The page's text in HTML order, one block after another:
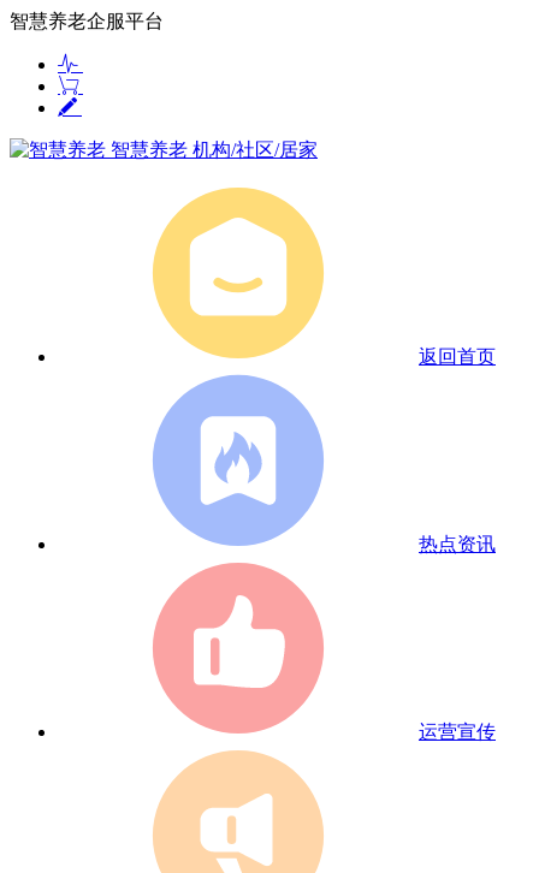
智慧养老企服平台
智慧养老 机构/社区/居家
返回首页
热点资讯
运营宣传